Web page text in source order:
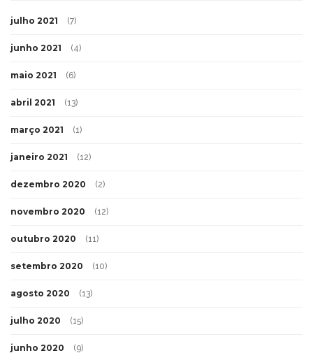
julho 2021 (7)
junho 2021 (4)
maio 2021 (6)
abril 2021 (13)
março 2021 (1)
janeiro 2021 (12)
dezembro 2020 (2)
novembro 2020 (12)
outubro 2020 (11)
setembro 2020 (10)
agosto 2020 (13)
julho 2020 (15)
junho 2020 (9)